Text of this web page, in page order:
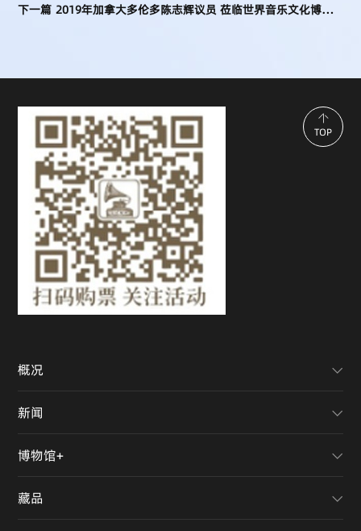
下一篇 2019年加拿大多伦多陈志辉议员 莅临世界音乐文化博物馆参观
概况
新闻
博物馆+
藏品
TOP